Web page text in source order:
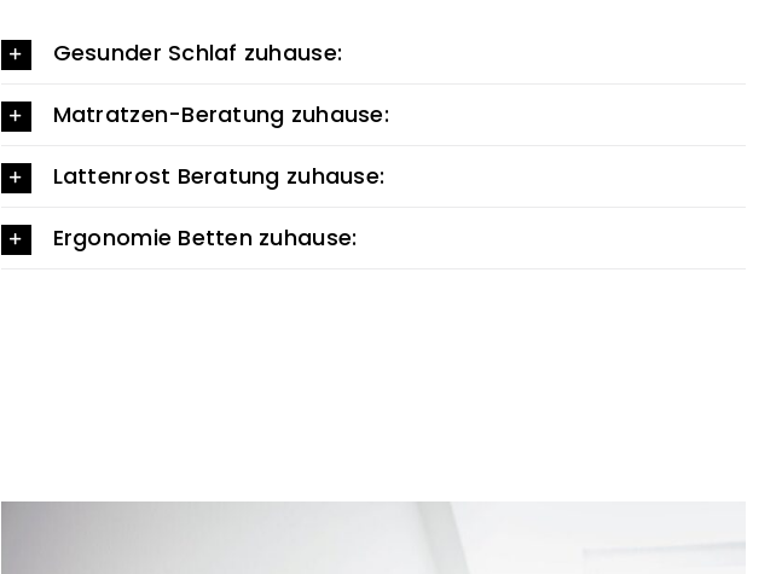
Gesunder Schlaf zuhause:
Matratzen-Beratung zuhause:
Lattenrost Beratung zuhause:
Ergonomie Betten zuhause: